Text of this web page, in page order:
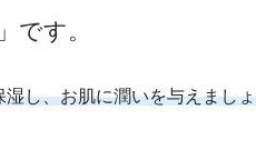
です。
し、お肌に潤いを与えましょ